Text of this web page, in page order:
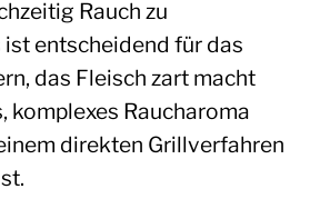
Rauch zu
ist entscheidend für das
das Fleisch zart macht
komplexes Raucharoma
direkten Grillverfahren